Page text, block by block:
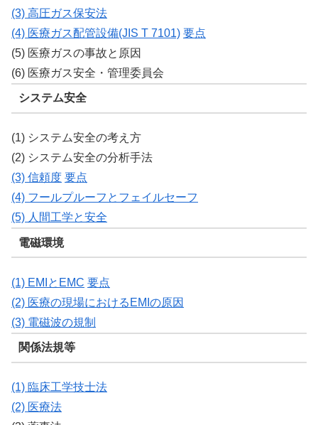
(3) 高圧ガス保安法
(4) 医療ガス配管設備(JIS T 7101) 要点
(5) 医療ガスの事故と原因
(6) 医療ガス安全・管理委員会
システム安全
(1) システム安全の考え方
(2) システム安全の分析手法
(3) 信頼度 要点
(4) フールプルーフとフェイルセーフ
(5) 人間工学と安全
電磁環境
(1) EMIとEMC 要点
(2) 医療の現場におけるEMIの原因
(3) 電磁波の規制
関係法規等
(1) 臨床工学技士法
(2) 医療法